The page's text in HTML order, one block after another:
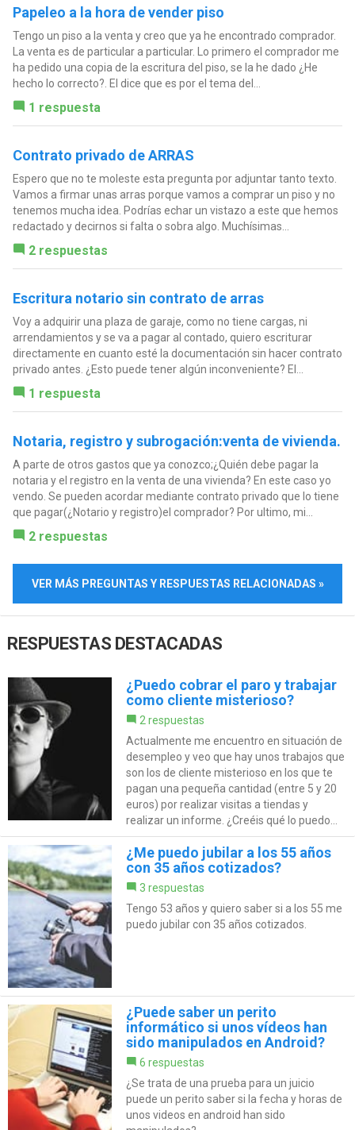
Papeleo a la hora de vender piso
Tengo un piso a la venta y creo que ya he encontrado comprador.
La venta es de particular a particular. Lo primero el comprador me
ha pedido una copia de la escritura del piso, se la he dado ¿He
hecho lo correcto?. El dice que es por el tema del...
1 respuesta
Contrato privado de ARRAS
Espero que no te moleste esta pregunta por adjuntar tanto texto.
Vamos a firmar unas arras porque vamos a comprar un piso y no
tenemos mucha idea. Podrías echar un vistazo a este que hemos
redactado y decirnos si falta o sobra algo. Muchísimas...
2 respuestas
Escritura notario sin contrato de arras
Voy a adquirir una plaza de garaje, como no tiene cargas, ni
arrendamientos y se va a pagar al contado, quiero escriturar
directamente en cuanto esté la documentación sin hacer contrato
privado antes. ¿Esto puede tener algún inconveniente? El...
1 respuesta
Notaria, registro y subrogación:venta de vivienda.
A parte de otros gastos que ya conozco;¿Quién debe pagar la
notaria y el registro en la venta de una vivienda? En este caso yo
vendo. Se pueden acordar mediante contrato privado que lo tiene
que pagar(¿Notario y registro)el comprador? Por ultimo, mi...
2 respuestas
VER MÁS PREGUNTAS Y RESPUESTAS RELACIONADAS »
RESPUESTAS DESTACADAS
¿Puedo cobrar el paro y trabajar
como cliente misterioso?
2 respuestas
Actualmente me encuentro en situación de
desempleo y veo que hay unos trabajos que
son los de cliente misterioso en los que te
pagan una pequeña cantidad (entre 5 y 20
euros) por realizar visitas a tiendas y
realizar un informe. ¿Creéis qué lo puedo...
¿Me puedo jubilar a los 55 años
con 35 años cotizados?
3 respuestas
Tengo 53 años y quiero saber si a los 55 me
puedo jubilar con 35 años cotizados.
¿Puede saber un perito
informático si unos vídeos han
sido manipulados en Android?
6 respuestas
¿Se trata de una prueba para un juicio
puede un perito saber si la fecha y horas de
unos videos en android han sido